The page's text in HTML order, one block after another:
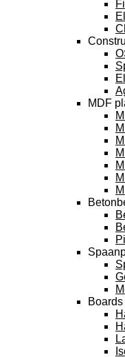
MDF
Boards